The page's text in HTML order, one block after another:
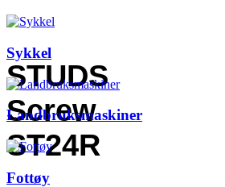
STUDS
Screw
ST24R
Sykkel
Landbruksmaskiner
Fottøy